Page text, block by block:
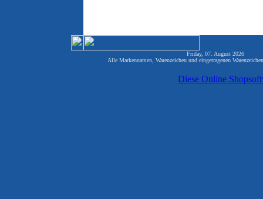
Friday, 07. August 2026
Alle Markennamen, Warenzeichen und eingetragenen
Diese Online